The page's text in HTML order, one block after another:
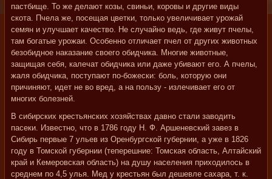
пастбище. То же делают козы, свиньи, коровы и другие виды
скота. Пчела же, посещая цветки, только увеличивает урожай
семян и улучшает качество. Не случайно ведь, где живут пчелы,
там богатые урожаи. Особенно отличает пчел от других животных
безобидное наказание своего обидчика. Многие животные,
защищая себя, калечат обидчика или даже убивают его. А пчелы,
жаля обидчика, поступают по-божески: боль, которую они
причиняют, идет не во вред, а на пользу - излечивает его от
многих болезней.
В сибирских крестьянских хозяйствах давно стали заводить
пасеки. Известно, что в 1786 году Н. Ф. Аршеневский завез в
Сибирь первые 7 ульев из Оренбургской губернии, а уже в 1826
году в Томской губернии (теперешние: Томская область, Алтайский
край и Кемеровская область) на душу населения приходилось в
среднем по 4,5 улья. Мед у крестьян был дешевле сахара, т. к.